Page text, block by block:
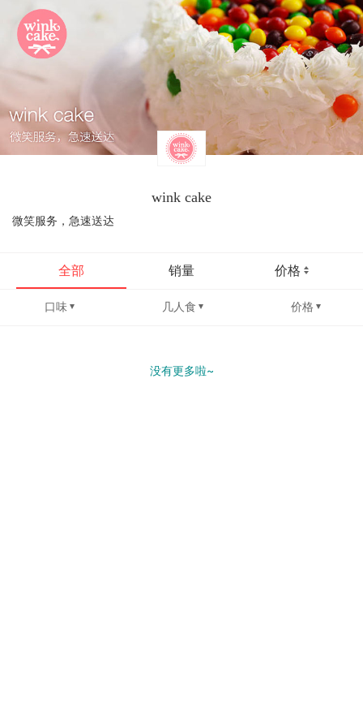
wink cake
微笑服务，急速送达
全部 销量 价格
口味 几人食 价格
没有更多啦~